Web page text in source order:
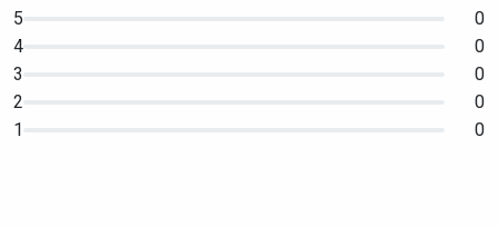
5
0
4
0
3
0
2
0
1
0